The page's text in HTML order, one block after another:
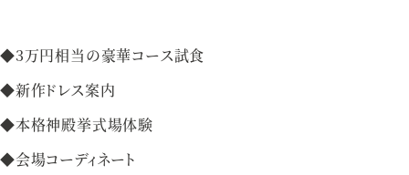
資料請求
◆3万円相当の豪華コース試食
◆新作ドレス案内
◆本格神殿挙式場体験
◆会場コーディネート